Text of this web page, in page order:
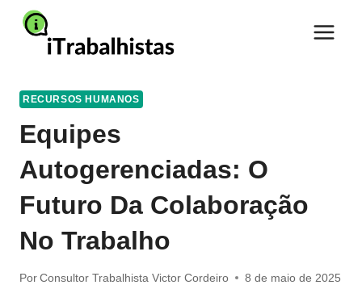
Pular
para
RECURSOS HUMANOS
Equipes
Autogerenciadas: O
Futuro Da Colaboração
No Trabalho
Por Consultor Trabalhista Victor Cordeiro 8 de maio de 2025